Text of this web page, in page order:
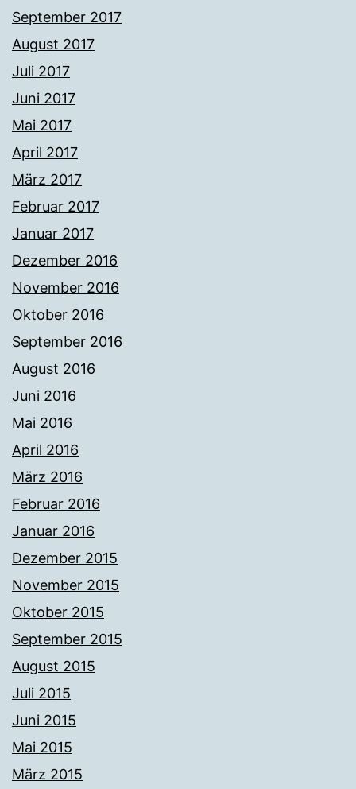
September 2017
August 2017
Juli 2017
Juni 2017
Mai 2017
April 2017
März 2017
Februar 2017
Januar 2017
Dezember 2016
November 2016
Oktober 2016
September 2016
August 2016
Juni 2016
Mai 2016
April 2016
März 2016
Februar 2016
Januar 2016
Dezember 2015
November 2015
Oktober 2015
September 2015
August 2015
Juli 2015
Juni 2015
Mai 2015
März 2015